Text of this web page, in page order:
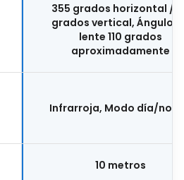
355 grados horizontal /
grados vertical, Ángulo
lente 110 grados
aproximadamente
Infrarroja, Modo día/
10 metros